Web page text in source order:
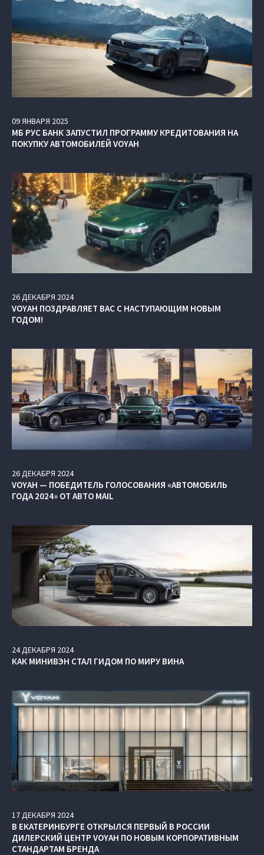
09ЯНВАРЯ 2025
МБ РУС БАНК ЗАПУСТИЛ ПРОГРАММУ КРЕДИТОВАНИЯ НА
ПОКУПКУ АВТОМОБИЛЕЙ VOYAH
26ДЕКАБРЯ 2024
VOYAH ПОЗДРАВЛЯЕТ ВАС С НАСТУПАЮЩИМ НОВЫМ
ГОДОМ!
26ДЕКАБРЯ 2024
VOYAH — ПОБЕДИТЕЛЬ ГОЛОСОВАНИЯ «АВТОМОБИЛЬ
ГОДА 2024» ОТ АВТО MAIL
24ДЕКАБРЯ 2024
КАК МИНИВЭН СТАЛ ГИДОМ ПО МИРУ ВИНА
17ДЕКАБРЯ 2024
В ЕКАТЕРИНБУРГЕ ОТКРЫЛСЯ ПЕРВЫЙ В РОССИИ
ДИЛЕРСКИЙ ЦЕНТР VOYAH ПО НОВЫМ КОРПОРАТИВНЫМ
СТАНДАРТАМ БРЕНДА